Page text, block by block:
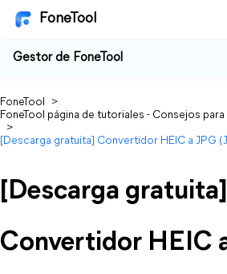
FoneTool
Gestor de FoneTool
FoneTool
>
FoneTool página de tutoriales - Consejos
>
[Descarga gratuita] Convertidor HEIC a JPG
[Descarga gratuita]
Convertidor HEIC